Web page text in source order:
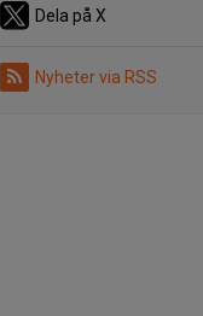
Dela på X
Nyheter via RSS